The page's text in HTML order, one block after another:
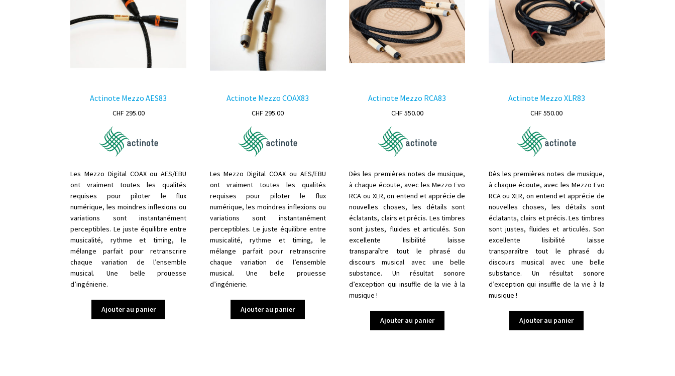
Actinote Mezzo AES83
CHF295.00
Les Mezzo Digital COAX ou AES/EBU
ont vraiment toutes les qualités
requises pour piloter le flux
numérique, les moindres inflexions ou
variations sont instantanément
perceptibles. Le juste équilibre entre
musicalité, rythme et timing, le
mélange parfait pour retranscrire
chaque variation de l’ensemble
musical. Une belle prouesse
d’ingénierie.
Ajouter au panier
Actinote Mezzo COAX83
CHF 295.00
Les Mezzo Digital COAX ou AES/EBU
ont vraiment toutes les qualités
requises pour piloter le flux
numérique, les moindres inflexions ou
variations sont instantanément
perceptibles. Le juste équilibre entre
musicalité, rythme et timing, le
mélange parfait pour retranscrire
chaque variation de l’ensemble
musical. Une belle prouesse
d’ingénierie.
Ajouter au panier
Actinote Mezzo RCA83
CHF550.00
Dès les premières notes de musique,
à chaque écoute, avec les Mezzo Evo
RCA ou XLR, on entend et apprécie de
nouvelles choses, les détails sont
éclatants, clairs et précis. Les timbres
sont justes, fluides et articulés. Son
excellente lisibilité laisse
transparaître tout le phrasé du
discours musical avec une belle
substance. Un résultat sonore
d’exception qui insuffle de la vie à la
musique !
Ajouter au panier
Actinote Mezzo XLR83
CHF550.00
Dès les premières notes de musique,
à chaque écoute, avec les Mezzo Evo
RCA ou XLR, on entend et apprécie de
nouvelles choses, les détails sont
éclatants, clairs et précis. Les timbres
sont justes, fluides et articulés. Son
excellente lisibilité laisse
transparaître tout le phrasé du
discours musical avec une belle
substance. Un résultat sonore
d’exception qui insuffle de la vie à la
musique !
Ajouter au panier